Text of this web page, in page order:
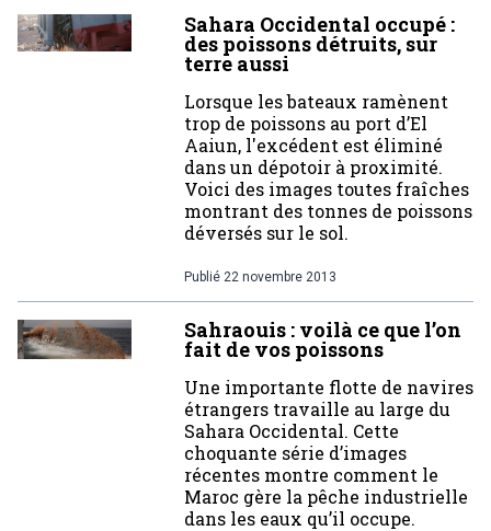
Sahara Occidental occupé :
des poissons détruits, sur
terre aussi
Lorsque les bateaux ramènent
trop de poissons au port d’El
Aaiun, l'excédent est éliminé
dans un dépotoir à proximité.
Voici des images toutes fraîches
montrant des tonnes de poissons
déversés sur le sol.
Publié 22 novembre 2013
Sahraouis : voilà ce que l’on
fait de vos poissons
Une importante flotte de navires
étrangers travaille au large du
Sahara Occidental. Cette
choquante série d’images
récentes montre comment le
Maroc gère la pêche industrielle
dans les eaux qu’il occupe.